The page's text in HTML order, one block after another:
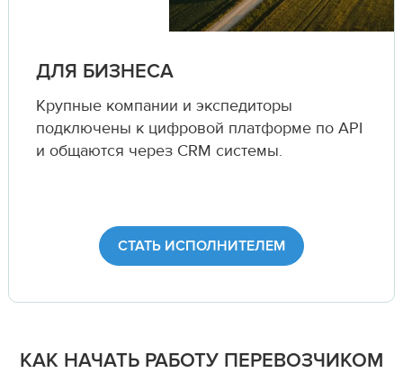
ДЛЯ БИЗНЕСА
Крупные компании и экспедиторы
подключены к цифровой платформе по API
и общаются через CRM системы.
СТАТЬ ИСПОЛНИТЕЛЕМ
КАК НАЧАТЬ РАБОТУ ПЕРЕВОЗЧИКОМ